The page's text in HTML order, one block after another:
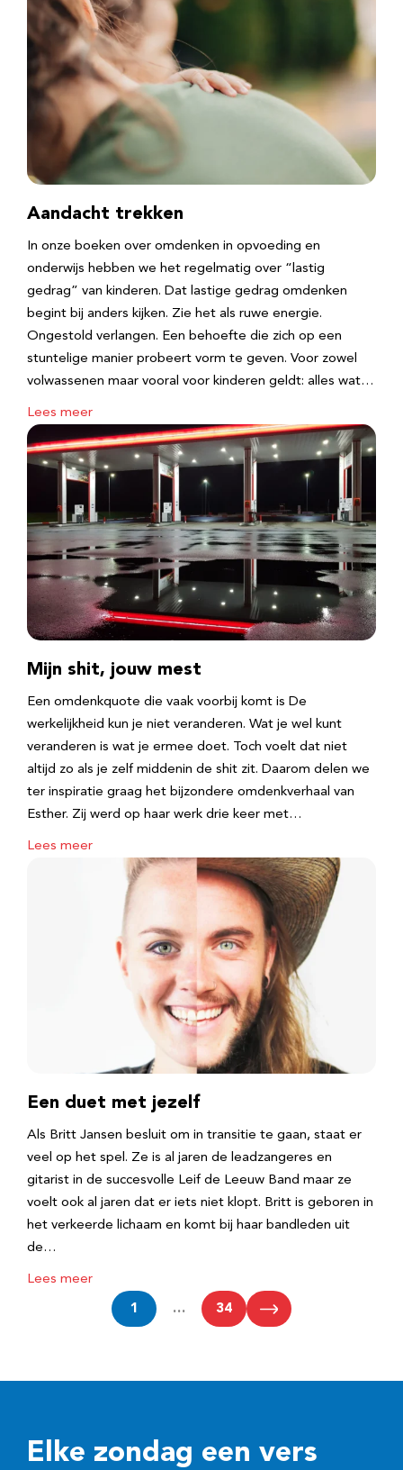
Aandacht trekken
In onze boeken over omdenken in opvoeding en
onderwijs hebben we het regelmatig over “lastig
gedrag” van kinderen. Dat lastige gedrag omdenken
begint bij anders kijken. Zie het als ruwe energie.
Ongestold verlangen. Een behoefte die zich op een
stuntelige manier probeert vorm te geven. Voor zowel
volwassenen maar vooral voor kinderen geldt: alles wat…
Lees meer
Mijn shit, jouw mest
Een omdenkquote die vaak voorbij komt is De
werkelijkheid kun je niet veranderen. Wat je wel kunt
veranderen is wat je ermee doet. Toch voelt dat niet
altijd zo als je zelf middenin de shit zit. Daarom delen we
ter inspiratie graag het bijzondere omdenkverhaal van
Esther. Zij werd op haar werk drie keer met…
Lees meer
Een duet met jezelf
Als Britt Jansen besluit om in transitie te gaan, staat er
veel op het spel. Ze is al jaren de leadzangeres en
gitarist in de succesvolle Leif de Leeuw Band maar ze
voelt ook al jaren dat er iets niet klopt. Britt is geboren in
het verkeerde lichaam en komt bij haar bandleden uit
de…
Lees meer
1 … 34
Elke zondag een vers